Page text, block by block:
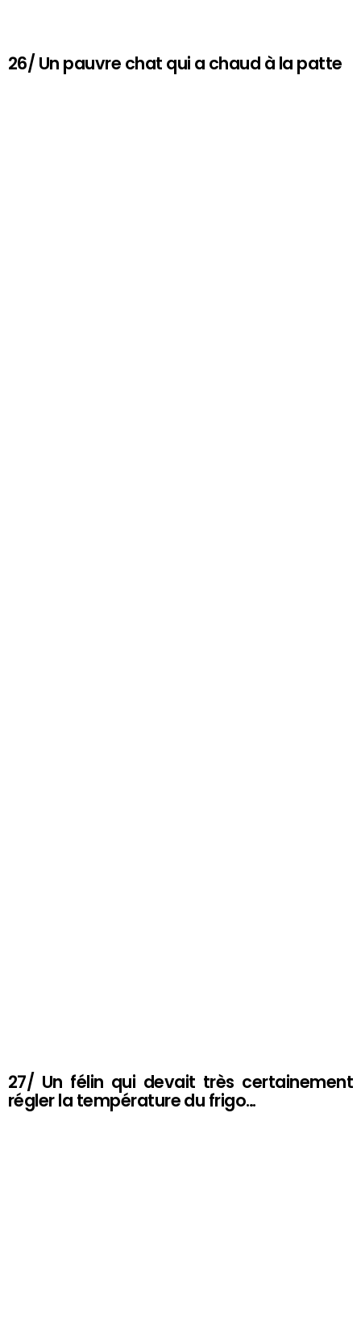
26/ Un pauvre chat qui a chaud à la patte
27/ Un félin qui devait très certainement
régler la température du frigo…